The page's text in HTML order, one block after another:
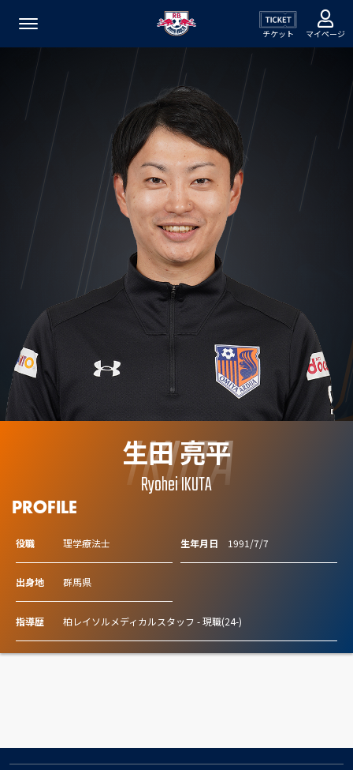
チケット マイページ
IKUTA
生田 亮平
Ryohei IKUTA
PROFILE
役職 理学療法士 生年月日 1991/7/7
出身地 群馬県
指導歴 柏レイソルメディカルスタッフ - 現職(24-)